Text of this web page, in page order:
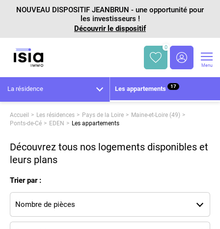
NOUVEAU DISPOSITIF JEANBRUN - une opportunité pour
les investisseurs !
Découvrir le dispositif
0
Menu
La résidence Les appartements 17
Accueil Les résidences Pays de la Loire
Maine-et-Loire (49)
Ponts-de-Cé
EDEN Les appartements
Découvrez tous nos logements disponibles et
leurs plans
Trier par :
Nombre de pièces